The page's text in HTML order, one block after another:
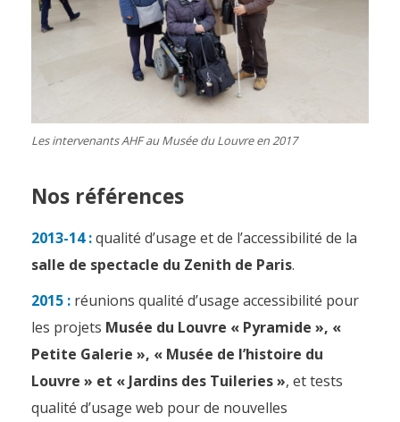
Les intervenants AHF au Musée du Louvre en 2017
Nos références
2013-14 :qualité d’usage et de l’accessibilité de la
salle de spectacle du Zenith de Paris.
2015 : réunions qualité d’usage accessibilité pour
les projets Musée du Louvre « Pyramide », «
Petite Galerie », « Musée de l’histoire du
Louvre » et « Jardins des Tuileries », et tests
qualité d’usage web pour de nouvelles